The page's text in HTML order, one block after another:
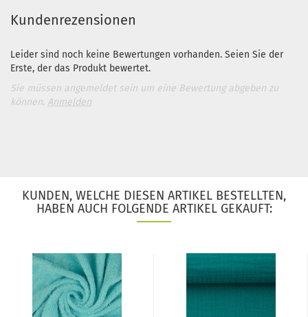
Kundenrezensionen
Leider sind noch keine Bewertungen vorhanden. Seien Sie der
Erste, der das Produkt bewertet.
Sie müssen angemeldet sein um eine Bewertung abgeben zu
können. Anmelden
KUNDEN, WELCHE DIESEN ARTIKEL BESTELLTEN,
HABEN AUCH FOLGENDE ARTIKEL GEKAUFT: